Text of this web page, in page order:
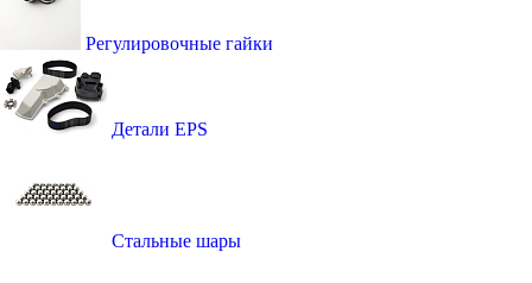
Регулировочные гайки
Детали EPS
Стальные шары